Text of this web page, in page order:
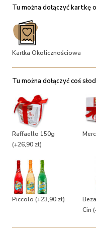
Tu można dołączyć
Kartka Okolicznościowa
Tu można dołączyć coś
Raffaello 150g
(+26,90 zł)
Piccolo (+23,90 zł)
Cin